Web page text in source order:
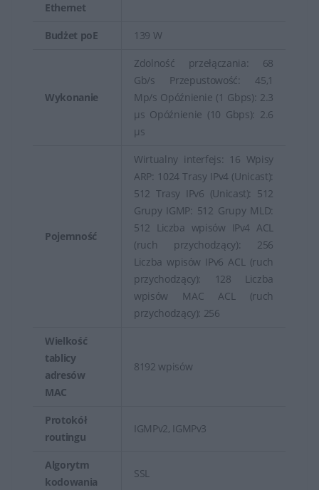
niezawodną transmisję danych w sieci. Ich
różnorodność, funkcje zabezpieczeń, zarządzanie oraz
sprawnej pracy sieci oraz dostępu do usług dla
użytkowników końcowych.
Ethernet
Budżet poE 139 W
Wykonanie
Zdolność przełączania: 68
Gb/s Przepustowość: 45,1
Mp/s Opóźnienie (1 Gbps): 2.3
µs Opóźnienie (10 Gbps): 2.6
µs
Pojemność
Wirtualny interfejs: 16 Wpisy
ARP: 1024 Trasy IPv4 (Unicast):
512 Trasy IPv6 (Unicast): 512
Grupy IGMP: 512 Grupy MLD:
512 Liczba wpisów IPv4 ACL
(ruch przychodzący): 256
Liczba wpisów IPv6 ACL (ruch
przychodzący): 128 Liczba
wpisów MAC ACL (ruch
przychodzący): 256
Wielkość
tablicy
adresów
MAC
8192 wpisów
Protokół
routingu
IGMPv2, IGMPv3
Algorytm
kodowania
SSL